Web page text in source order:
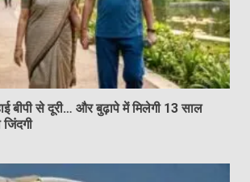
बीपी से दूरी… और बुढ़ापे में मिलेगी 13 साल
जिंदगी